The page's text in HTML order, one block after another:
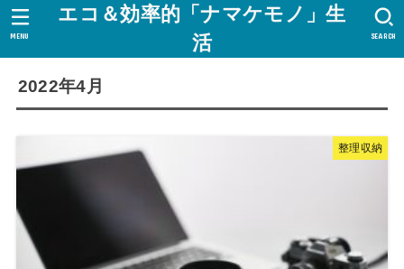
エコ＆効率的「ナマケモノ」生
活
SEARCH
MENU
2022年4月
整理収納